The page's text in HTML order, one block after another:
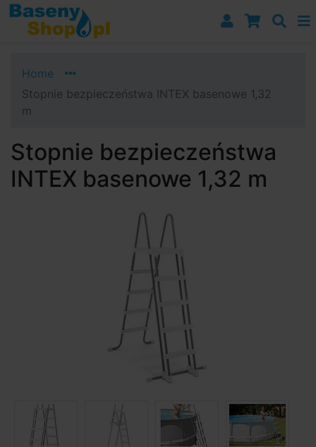
Przejdź do nawigacji
Przejdź do treści
Przejdź do paska bocznego
Home
Stopnie bezpieczeństwa INTEX basenowe 1,32
m
Stopnie bezpieczeństwa
INTEX basenowe 1,32 m